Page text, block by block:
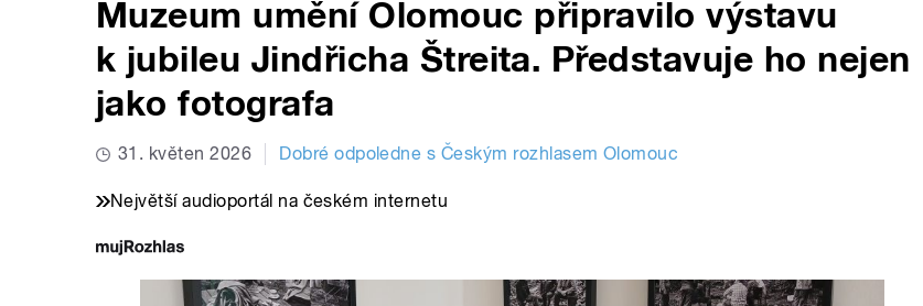
Muzeum umění Olomouc připravilo výstavu
k jubileu Jindřicha Štreita. Představuje ho nejen
jako fotografa
31. květen 2026 Dobré odpoledne s Českým rozhlasem Olomouc
Největší audioportál na českém internetu